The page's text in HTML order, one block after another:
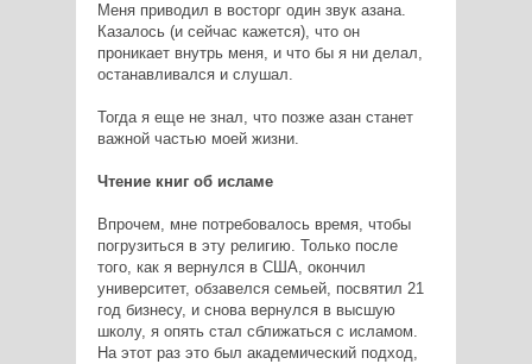
Меня приводил в восторг один звук азана.
Казалось (и сейчас кажется), что он
проникает внутрь меня, и что бы я ни делал,
останавливался и слушал.
Тогда я еще не знал, что позже азан станет
важной частью моей жизни.
Чтение книг об исламе
Впрочем, мне потребовалось время, чтобы
погрузиться в эту религию. Только после
того, как я вернулся в США, окончил
университет, обзавелся семьей, посвятил 21
год бизнесу, и снова вернулся в высшую
школу, я опять стал сближаться с исламом.
На этот раз это был академический подход,